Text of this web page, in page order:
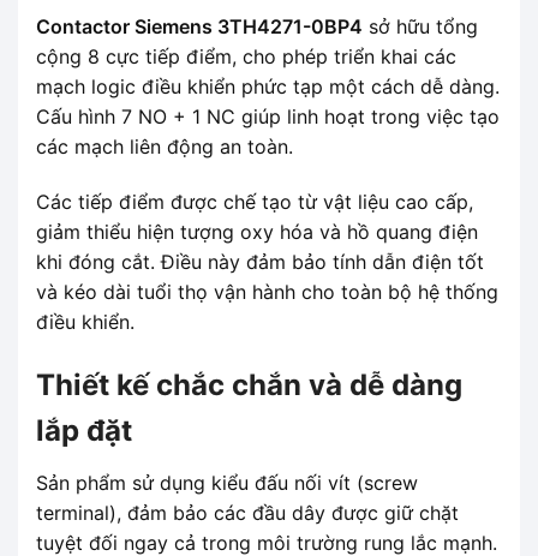
Contactor Siemens 3TH4271-0BP4 sở hữu tổng
cộng 8 cực tiếp điểm, cho phép triển khai các
mạch logic điều khiển phức tạp một cách dễ dàng.
Cấu hình 7 NO + 1 NC giúp linh hoạt trong việc tạo
các mạch liên động an toàn.
Các tiếp điểm được chế tạo từ vật liệu cao cấp,
giảm thiểu hiện tượng oxy hóa và hồ quang điện
khi đóng cắt. Điều này đảm bảo tính dẫn điện tốt
và kéo dài tuổi thọ vận hành cho toàn bộ hệ thống
điều khiển.
Thiết kế chắc chắn và dễ dàng
lắp đặt
Sản phẩm sử dụng kiểu đấu nối vít (screw
terminal), đảm bảo các đầu dây được giữ chặt
tuyệt đối ngay cả trong môi trường rung lắc mạnh.